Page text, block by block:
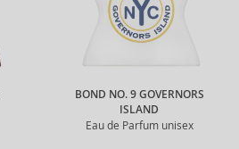
BOND NO. 9 GOVERNORS
ISLAND
Eau de Parfum unisex